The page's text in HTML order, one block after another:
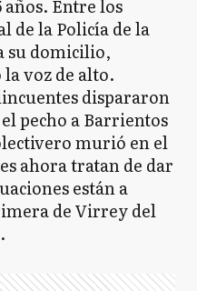
Entre los
de la Policía de la
su domicilio,
voz de alto.
dispararon
pecho a Barrientos
murió en el
ahora tratan de dar
están a
de Virrey del